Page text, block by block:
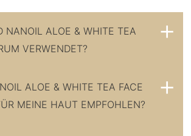
NANOIL ALOE & WHITE TEA
VERWENDET?
ALOE & WHITE TEA FACE
MEINE HAUT EMPFOHLEN?